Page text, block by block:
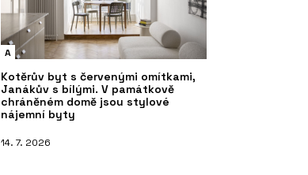
A
Kotěrův byt s červenými omítkami,
Janákův s bílými. V památkově
chráněném domě jsou stylové
nájemní byty
14. 7. 2026